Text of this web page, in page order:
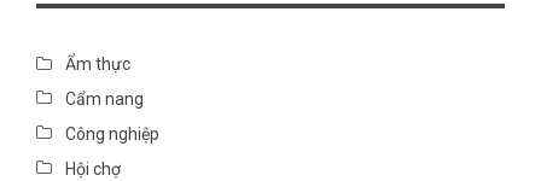
Ẩm thực
Cẩm nang
Công nghiệp
Hội chợ